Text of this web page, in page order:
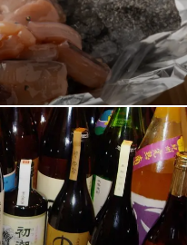
(90ml) その他550円で飲め
ーは特注品です！
ど取り揃えております。常
味わいとの出会いをお楽し
しにもこだわっており、中
焼」はイチオシ！熱した岩
ていただく、珍しい一品で